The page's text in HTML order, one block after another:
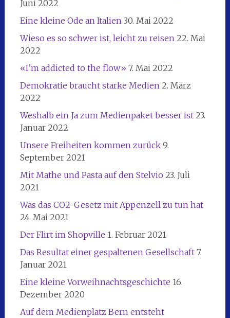
Juni 2022
Eine kleine Ode an Italien 30. Mai 2022
Wieso es so schwer ist, leicht zu reisen 22. Mai
2022
«I’m addicted to the flow» 7. Mai 2022
Demokratie braucht starke Medien 2. März
2022
Weshalb ein Ja zum Medienpaket besser ist 23.
Januar 2022
Unsere Freiheiten kommen zurück 9.
September 2021
Mit Mathe und Pasta auf den Stelvio 23. Juli
2021
Was das CO2-Gesetz mit Appenzell zu tun hat
24. Mai 2021
Der Flirt im Shopville 1. Februar 2021
Das Resultat einer gespaltenen Gesellschaft 7.
Januar 2021
Eine kleine Vorweihnachtsgeschichte 16.
Dezember 2020
Auf dem Medienplatz Bern entsteht